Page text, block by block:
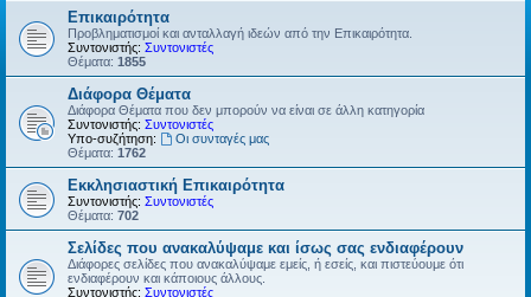
Επικαιρότητα
Προβληματισμοί και ανταλλαγή ιδεών από την Επικαιρότητα.
Συντονιστής: Συντονιστές
Θέματα: 1855
Διάφορα Θέματα
Διάφορα Θέματα που δεν μπορούν να είναι σε άλλη κατηγορία
Συντονιστής: Συντονιστές
Υπο-συζήτηση:
Οι συνταγές μας
Θέματα: 1762
Εκκλησιαστική Επικαιρότητα
Συντονιστής: Συντονιστές
Θέματα: 702
Σελίδες που ανακαλύψαμε και ίσως σας ενδιαφέρουν
Διάφορες σελίδες που ανακαλύψαμε εμείς, ή εσείς, και πιστεύουμε ότι
ενδιαφέρουν και κάποιους άλλους.
Συντονιστής: Συντονιστές